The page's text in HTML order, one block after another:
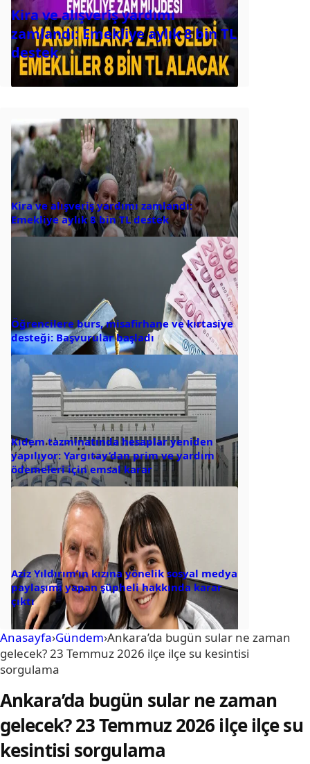
Kira ve alışveriş yardımı
zamlandı: Emekliye aylık 8 bin TL
destek
Kira ve alışveriş yardımı zamlandı:
Emekliye aylık 8 bin TL destek
Öğrencilere burs, misafirhane ve kırtasiye
desteği: Başvurular başladı
Kıdem tazminatında hesaplar yeniden
yapılıyor: Yargıtay’dan prim ve yardım
ödemeleri için emsal karar
Aziz Yıldırım’ın kızına yönelik sosyal medya
paylaşımı yapan şüpheli hakkında karar
çıktı
Anasayfa›Gündem›Ankara’da bugün sular ne zaman
gelecek? 23 Temmuz 2026 ilçe ilçe su kesintisi
sorgulama
Ankara’da bugün sular ne zaman
gelecek? 23 Temmuz 2026 ilçe ilçe su
kesintisi sorgulama